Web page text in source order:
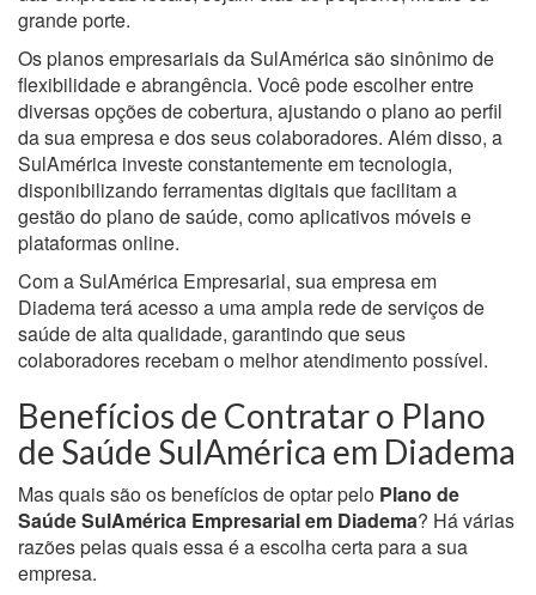
grande porte.
Os planos empresariais da SulAmérica são sinônimo de
flexibilidade e abrangência. Você pode escolher entre
diversas opções de cobertura, ajustando o plano ao perfil
da sua empresa e dos seus colaboradores. Além disso, a
SulAmérica investe constantemente em tecnologia,
disponibilizando ferramentas digitais que facilitam a
gestão do plano de saúde, como aplicativos móveis e
plataformas online.
Com a SulAmérica Empresarial, sua empresa em
Diadema terá acesso a uma ampla rede de serviços de
saúde de alta qualidade, garantindo que seus
colaboradores recebam o melhor atendimento possível.
Benefícios de Contratar o Plano
de Saúde SulAmérica em Diadema
Mas quais são os benefícios de optar pelo Plano de
Saúde SulAmérica Empresarial em Diadema? Há várias
razões pelas quais essa é a escolha certa para a sua
empresa.